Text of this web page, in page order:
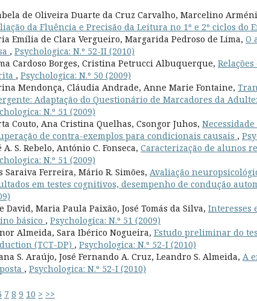
de Oliveira Duarte da Cruz Carvalho, Marcelino
da Fluência e Precisão da Leitura no 1º e 2º ciclos do
Emília de Clara Vergueiro, Margarida Pedroso de Lima, O
, Psychologica: N.º 52-II (2010)
Cardoso Borges, Cristina Petrucci Albuquerque,
, Psychologica: N.º 50 (2009)
Mendonça, Cláudia Andrade, Anne Marie Fontaine,
Adaptação do Questionário de Marcadores da
N.º 51 (2009)
Couto, Ana Cristina Quelhas, Csongor Juhos,
de contra-exemplos para condicionais causais ,
A. S. Rebelo, António C. Fonseca, Caracterização de alunos
N.º 51 (2009)
Saraiva Ferreira, Mário R. Simões, Avaliação
em testes cognitivos, desempenho de condução
David, Maria Paula Paixão, José Tomás da Silva, Interesses
básico , Psychologica: N.º 51 (2009)
Almeida, Sara Ibérico Nogueira, Estudo preliminar do
(TCT-DP) , Psychologica: N.º 52-I (2010)
S. Araújo, José Fernando A. Cruz, Leandro S. Almeida, A
, Psychologica: N.º 52-I (2010)
7 8 9 10 > >>